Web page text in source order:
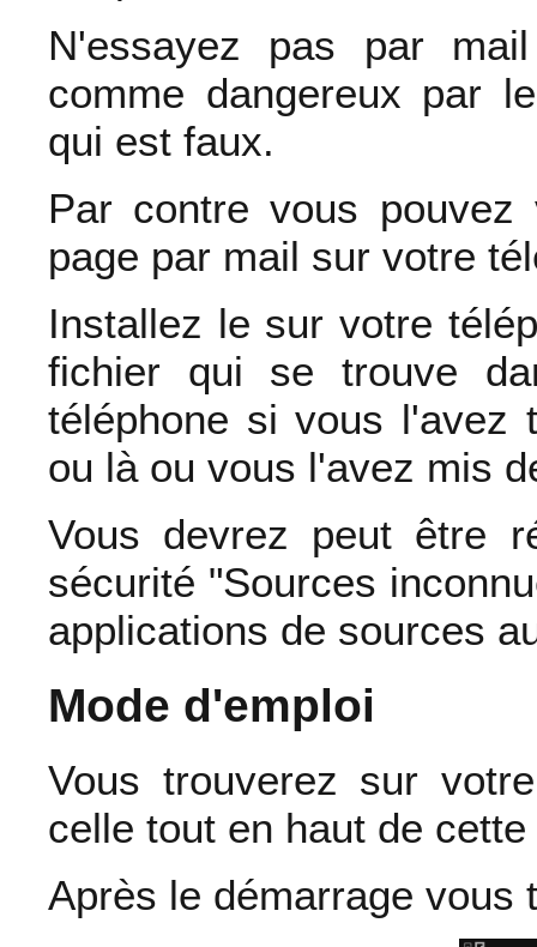
N'essayez pas par
comme dangereux par
qui est faux.
Par contre vous
page par mail sur votre
Installez le sur votre
fichier qui se trouve
téléphone si vous l'avez
ou là ou vous l'avez mis
Vous devrez peut être
sécurité "Sources
applications de sources
Mode d'emploi
Vous trouverez sur
celle tout en haut de
Après le démarrage vous